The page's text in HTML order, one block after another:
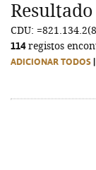
CDU:
114registos
ADICIONAR TODOS